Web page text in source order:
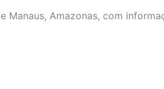
Manaus, Amazonas, com